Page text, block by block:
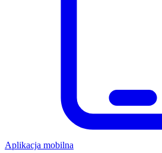
Aplikacja mobilna